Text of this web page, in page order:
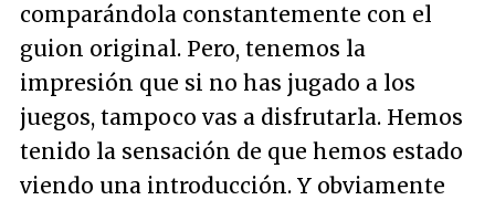
comparándola constantemente con el
guion original. Pero, tenemos la
impresión que si no has jugado a los
juegos, tampoco vas a disfrutarla. Hemos
tenido la sensación de que hemos estado
viendo una introducción. Y obviamente